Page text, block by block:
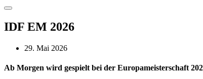
IDF EM 2026
29. Mai 2026
Ab Morgen wird gespielt bei der Europameisterschaft